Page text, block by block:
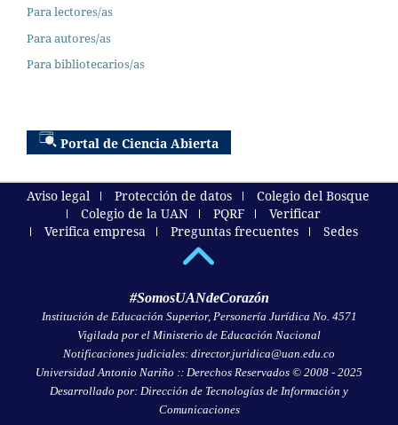
Para lectores/as
Para autores/as
Para bibliotecarios/as
Portal de Ciencia Abierta
Aviso legal Protección de datos
Colegio del Bosque
Colegio de la UAN
PQRF
Verificar
Verifica empresa
Preguntas frecuentes Sedes
#SomosUANdeCorazón
Institución de Educación Superior, Personería Jurídica No. 4571
Vigilada por el Ministerio de Educación Nacional
Notificaciones judiciales: director.juridica@uan.edu.co
Universidad Antonio Nariño :: Derechos Reservados © 2008 - 2025
Desarrollado por: Dirección de Tecnologías de Información y
Comunicaciones